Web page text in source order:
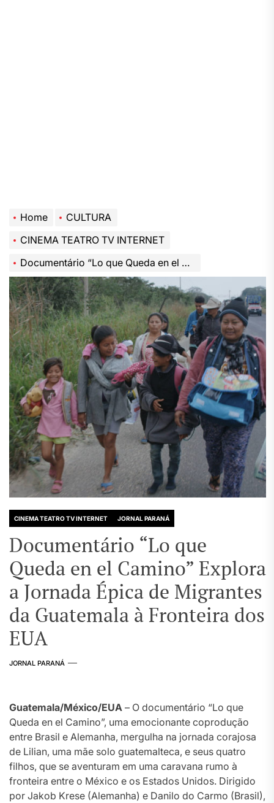
Home
CULTURA
CINEMA TEATRO TV INTERNET
Documentário “Lo que Queda en el Camino” Explora a Jornada Épica de Migrantes da Guatemala à Fronteira dos EUA
CINEMA TEATRO TV INTERNET JORNAL PARANÁ
Documentário “Lo que
Queda en el Camino” Explora
a Jornada Épica de Migrantes
da Guatemala à Fronteira dos
EUA
JORNAL PARANÁ
Guatemala/México/EUA – O documentário “Lo que
Queda en el Camino”, uma emocionante coprodução
entre Brasil e Alemanha, mergulha na jornada corajosa
de Lilian, uma mãe solo guatemalteca, e seus quatro
filhos, que se aventuram em uma caravana rumo à
fronteira entre o México e os Estados Unidos. Dirigido
por Jakob Krese (Alemanha) e Danilo do Carmo (Brasil),